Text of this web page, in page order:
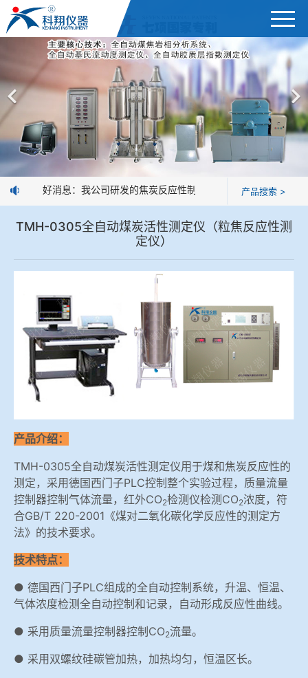
产品展示 ＞
焦炭高温性能检测系统
焦化行业检测及优化配煤设备
球团矿/烧结矿/块矿高温冶金性能检测系统
冶金渣、保护渣等高温物性检测设备
冶金石灰活性度测定仪
矿石、焦炭物理检测及制样设备
工业分析、测硫仪等
公司简介
新闻中心
企业业绩
技术交流
标准下载
企业荣誉
联系我们
好消息：我公司研发的焦炭反应性制样系统，全部制样过程
产品搜索 >
TMH-0305全自动煤炭活性测定仪（粒焦反应性测
定仪）
产品介绍：
TMH-0305全自动煤炭活性测定仪用于煤和焦炭反应性的
测定，采用德国西门子PLC控制整个实验过程，质量流量
控制器控制气体流量，红外CO2检测仪检测CO2浓度，符
合GB/T 220-2001《煤对二氧化碳化学反应性的测定方
法》的技术要求。
技术特点：
● 德国西门子PLC组成的全自动控制系统，升温、恒温、
气体浓度检测全自动控制和记录，自动形成反应性曲线。
● 采用质量流量控制器控制CO2流量。
● 采用双螺纹硅碳管加热，加热均匀，恒温区长。